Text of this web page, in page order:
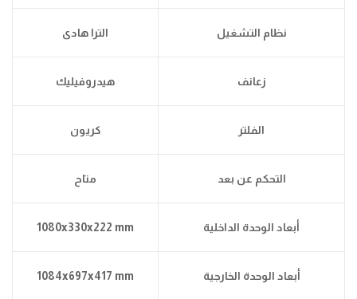
نظام التشغيل الترا هادى
زعانف هيدروفيليك
الفلتر كريون
التحكم عن بعد متاح
أبعاد الوحدة الداخلية 1080x330x222 mm
أبعاد الوحدة الخارجية 1084x697x417 mm